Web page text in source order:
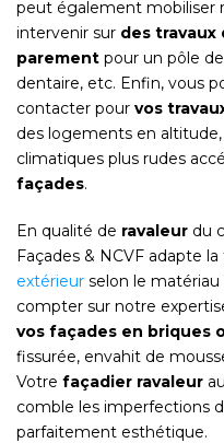
peut également mobiliser
intervenir sur des travaux
parement pour un pôle
dentaire, etc. Enfin, vous
contacter pour vos
des logements en
climatiques plus rudes
façades.
En qualité de ravaleur du
Façades & NCVF adapte
extérieur selon le matériau
compter sur notre
vos façades en briques
fissurée, envahit de
Votre façadier ravaleur
comble les imperfections
parfaitement esthétique.